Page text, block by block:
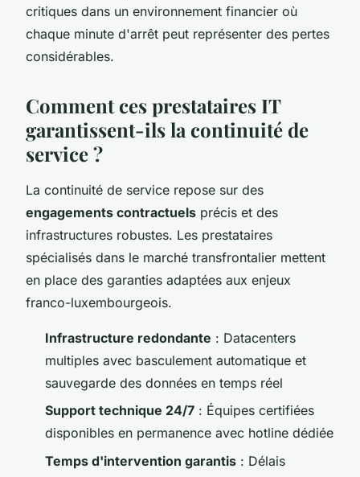
critiques dans un environnement financier où
chaque minute d'arrêt peut représenter des pertes
considérables.
Comment ces prestataires IT
garantissent-ils la continuité de
service ?
La continuité de service repose sur des
engagements contractuels précis et des
infrastructures robustes. Les prestataires
spécialisés dans le marché transfrontalier mettent
en place des garanties adaptées aux enjeux
franco-luxembourgeois.
Infrastructure redondante : Datacenters
multiples avec basculement automatique et
sauvegarde des données en temps réel
Support technique 24/7 : Équipes certifiées
disponibles en permanence avec hotline dédiée
Temps d'intervention garantis : Délais